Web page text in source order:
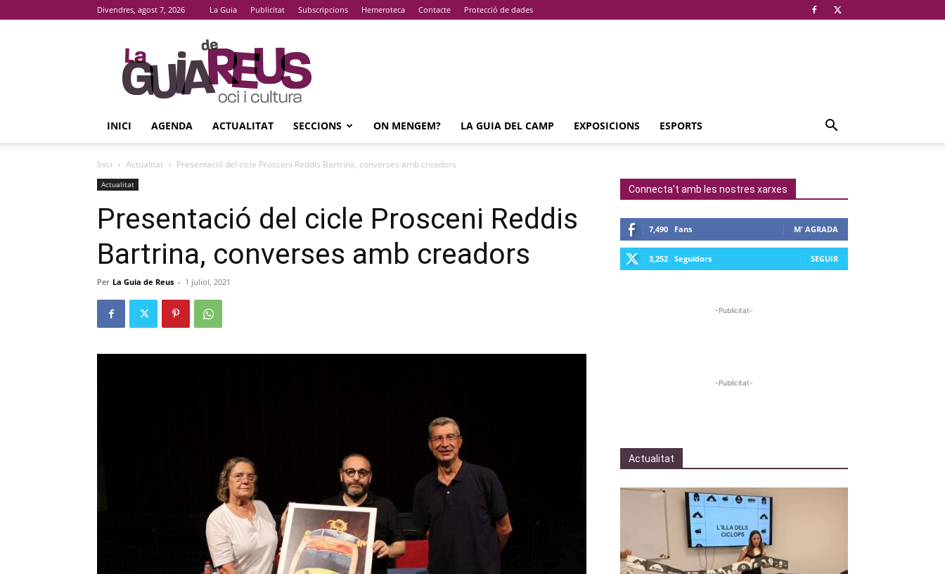
Divendres, agost 7, 2026 La Guia Publicitat Subscripcions Hemeroteca Contacte Protecció de dades
La
Guia
De
Reus
INICI AGENDA ACTUALITAT SECCIONS ON MENGEM? LA GUIA DEL CAMP EXPOSICIONS ESPORTS
Inici Actualitat Presentació del cicle Prosceni Reddis Bartrina, converses amb creadors
Actualitat
Presentació del cicle Prosceni Reddis
Bartrina, converses amb creadors
Per La Guia de Reus - 1 juliol, 2021
Connecta't amb les nostres xarxes
7,490 Fans M' AGRADA
3,252 Seguidors SEGUIR
-Publicitat-
-Publicitat-
Actualitat